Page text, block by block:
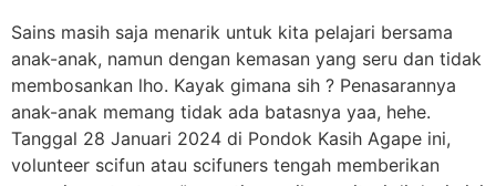
Sains masih saja menarik untuk kita pelajari bersama
anak-anak, namun dengan kemasan yang seru dan tidak
membosankan lho. Kayak gimana sih ? Penasarannya
anak-anak memang tidak ada batasnya yaa, hehe.
Tanggal 28 Januari 2024 di Pondok Kasih Agape ini,
volunteer scifun atau scifuners tengah memberikan